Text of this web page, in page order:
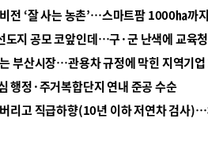
부산시장…관용차 규정에 막힌 지역기업
행정·주거복합단지 연내 준공 수순